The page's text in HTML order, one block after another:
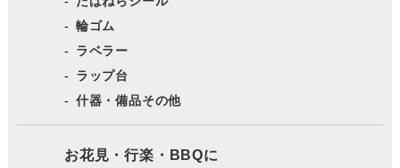
輪ゴム
ラベラー
ラップ台
什器・備品その他
お花見・行楽・BBQに